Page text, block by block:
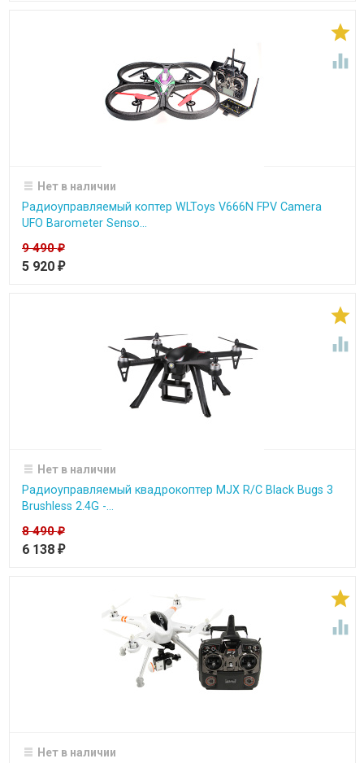


Нет в наличии
Радиоуправляемый коптер WLToys V666N FPV Camera
UFO Barometer Senso...
9 490₽
5 920 ₽


Нет в наличии
Радиоуправляемый квадрокоптер MJX R/C Black Bugs 3
Brushless 2.4G -...
8 490₽
6 138 ₽


Нет в наличии